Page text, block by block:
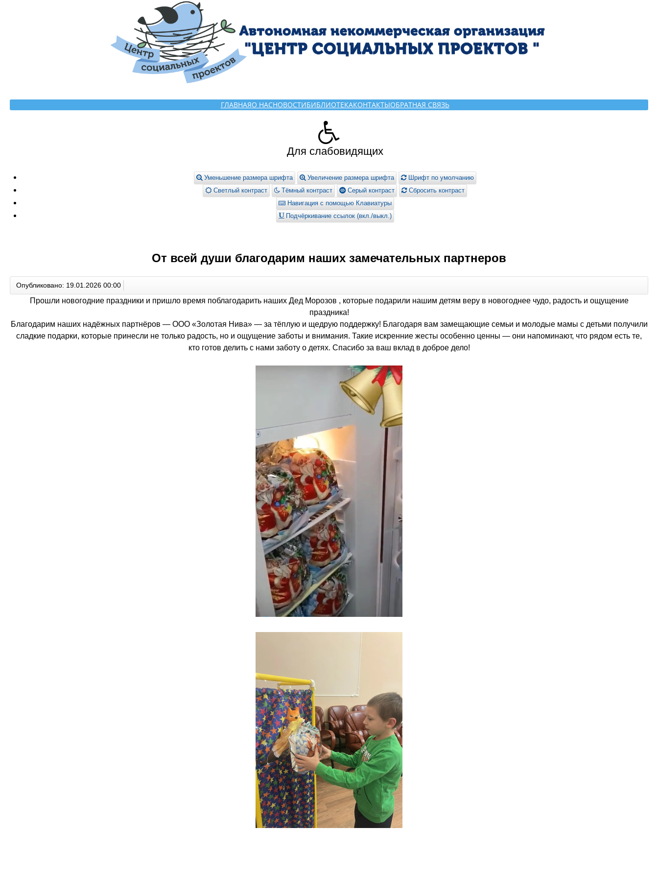
ГЛАВНАЯО НАСНОВОСТИБИБЛИОТЕКАКОНТАКТЫОБРАТНАЯ СВЯЗЬ
Для слабовидящих
Уменьшение размера шрифта Увеличение размера шрифта
Шрифт по умолчанию
Светлый контраст
Тёмный контраст Серый контраст
Сбросить контраст
Навигация с помощью Клавиатуры
Подчёркивание ссылок (вкл./выкл.)
От всей души благодарим наших замечательных партнеров
Опубликовано: 19.01.2026 00:00
Прошли новогодние праздники и пришло время поблагодарить наших Дед Морозов , которые подарили нашим детям веру в новогоднее чудо, радость и ощущение
праздника!
Благодарим наших надёжных партнёров — ООО «Золотая Нива» — за тёплую и щедрую поддержку! Благодаря вам замещающие семьи и молодые мамы с детьми получили
сладкие подарки, которые принесли не только радость, но и ощущение заботы и внимания. Такие искренние жесты особенно ценны — они напоминают, что рядом есть те,
кто готов делить с нами заботу о детях. Спасибо за ваш вклад в доброе дело!